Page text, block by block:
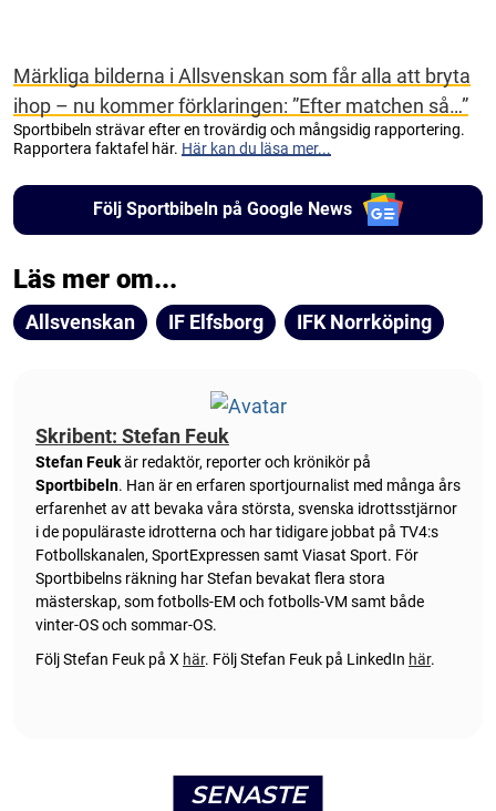
Märkliga bilderna i Allsvenskan som får alla att bryta
ihop – nu kommer förklaringen: ”Efter matchen så…”
Sportbibeln strävar efter en trovärdig och mångsidig rapportering.
Rapportera faktafel här. Här kan du läsa mer...
Följ Sportbibeln på Google News
Läs mer om...
Allsvenskan IF Elfsborg IFK Norrköping
Skribent: Stefan Feuk
Stefan Feukär redaktör, reporter och krönikör på
Sportbibeln. Han är en erfaren sportjournalist med många års
erfarenhet av att bevaka våra största, svenska idrottsstjärnor
i de populäraste idrotterna och har tidigare jobbat på TV4:s
Fotbollskanalen, SportExpressen samt Viasat Sport. För
Sportbibelns räkning har Stefan bevakat flera stora
mästerskap, som fotbolls-EM och fotbolls-VM samt både
vinter-OS och sommar-OS.
Följ Stefan Feuk på X här. Följ Stefan Feuk på LinkedIn här.
SENASTE